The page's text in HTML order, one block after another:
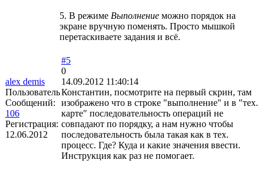
5. В режиме Выполнение можно порядок на
экране вручную поменять. Просто мышкой
перетаскиваете задания и всё.
alex demis
Пользователь
Сообщений:
106
Регистрация:
12.06.2012
#5
0
14.09.2012 11:40:14
Константин, посмотрите на первый скрин, там
изображено что в строке "выполнение" и в "тех.
карте" последовательность операций не
совпадают по порядку, а нам нужно чтобы
последовательность была такая как в тех.
процесс. Где? Куда и какие значения ввести.
Инструкция как раз не помогает.